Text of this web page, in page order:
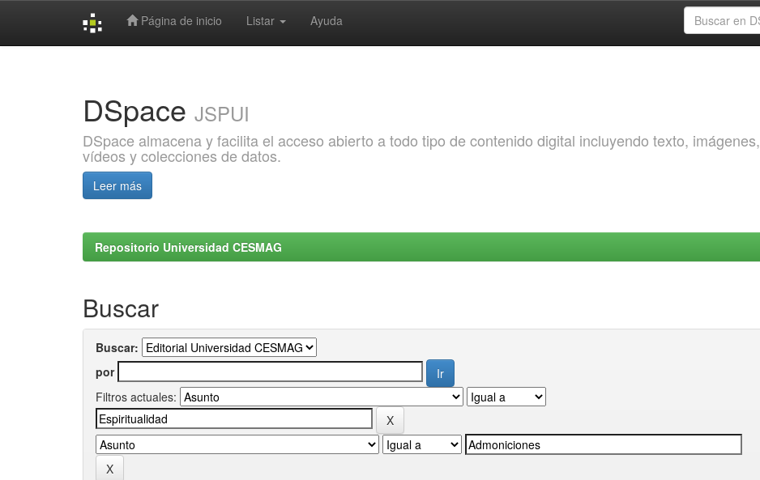
Página de inicio Listar Ayuda
DSpace JSPUI
DSpace almacena y facilita el acceso abierto a todo tipo de contenido digital incluyendo texto, imágenes,
vídeos y colecciones de datos.
Leer más
Repositorio Universidad CESMAG
Buscar
Buscar:
por
Filtros actuales: